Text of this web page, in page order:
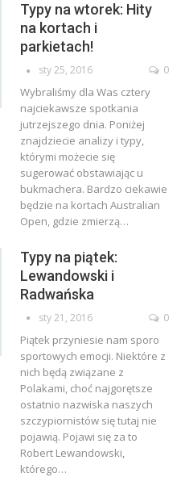
Typy na wtorek: Hity
na kortach i
parkietach!
sty 25, 2016 0
Wybraliśmy dla Was cztery
najciekawsze spotkania
jutrzejszego dnia. Poniżej
znajdziecie analizy i typy,
którymi możecie się
sugerować obstawiając u
bukmachera. Bardzo ciekawie
będzie na kortach Australian
Open, gdzie zmierzą…
Typy na piątek:
Lewandowski i
Radwańska
sty 21, 2016 0
Piątek przyniesie nam sporo
sportowych emocji. Niektóre z
nich będą związane z
Polakami, choć najgorętsze
ostatnio nazwiska naszych
szczypiornistów się tutaj nie
pojawią. Pojawi się za to
Robert Lewandowski,
którego…